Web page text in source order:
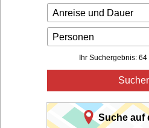
Anreise und Dauer
Personen
Ihr Suchergebnis:
Suche auf